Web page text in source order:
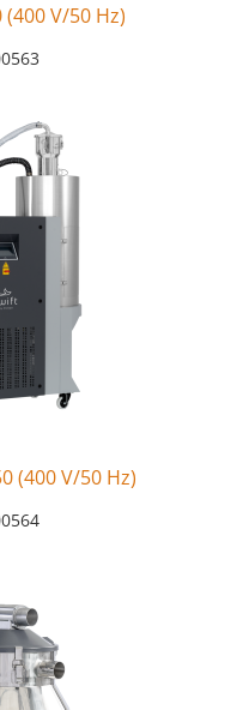
(400 V/50 Hz)
(400 V/50 Hz)